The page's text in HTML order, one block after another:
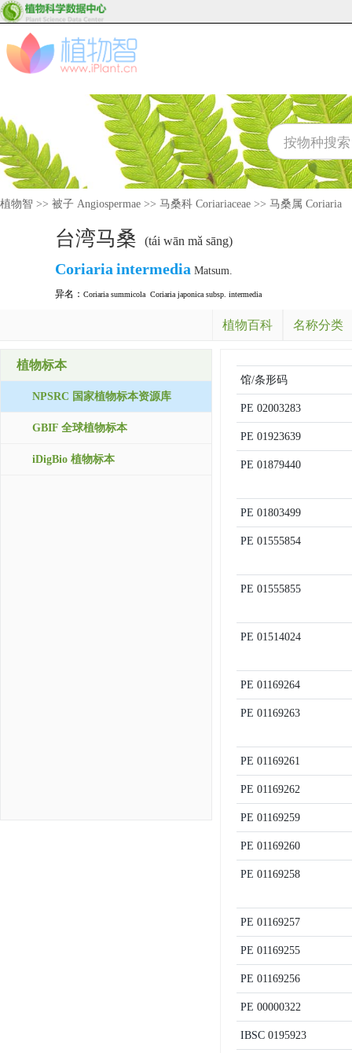
植物智 >> 被子 Angiospermae >> 马桑科 Coriariaceae >> 马桑属 Coriaria
台湾马桑 (tái wān mǎ sāng)
Coriaria intermedia Matsum.
异名： Coriaria summicola Coriaria japonica subsp. intermedia
植物百科 名称分类
植物标本
NPSRC 国家植物标本资源库
GBIF 全球植物标本
iDigBio 植物标本
馆/条形码
PE 02003283
PE 01923639
PE 01879440
PE 01803499
PE 01555854
PE 01555855
PE 01514024
PE 01169264
PE 01169263
PE 01169261
PE 01169262
PE 01169259
PE 01169260
PE 01169258
PE 01169257
PE 01169255
PE 01169256
PE 00000322
IBSC 0195923